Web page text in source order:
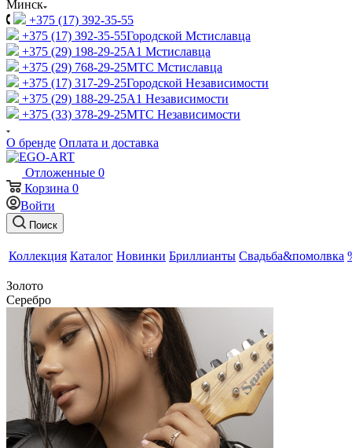
Минск
+375 (17) 392-35-55
+375 (17) 392-35-55Городской Мстиславца
+375 (29) 198-29-25A1 Мстиславца
+375 (29) 768-29-25МТС Мстиславца
+375 (17) 317-29-25Городской Независимости
+375 (29) 188-29-25A1 Независимости
+375 (33) 378-29-25МТС Независимости
О бренде Оплата и доставка
Отложенные 0
Корзина 0
Войти
Поиск
Коллекция Каталог Новинки Бриллианты Свадьба&помолвка
Золото
Серебро